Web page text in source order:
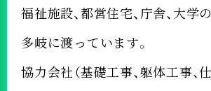
福祉施設、都営住宅、庁舎、大学
多岐に渡っています。
協力会社（基礎工事、躯体工事、